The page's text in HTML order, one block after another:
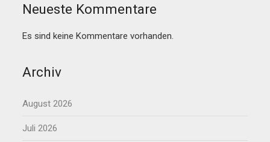
Neueste Kommentare
Es sind keine Kommentare vorhanden.
Archiv
August 2026
Juli 2026